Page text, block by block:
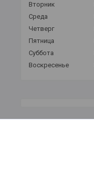
Вторник
Среда
Четверг
Пятница
Суббота
Воскресенье